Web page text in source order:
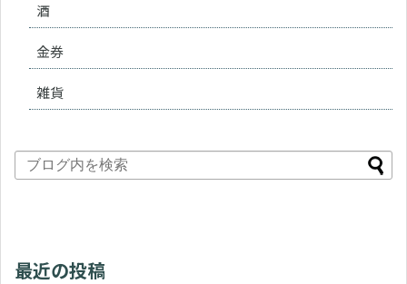
酒
金券
雑貨
最近の投稿